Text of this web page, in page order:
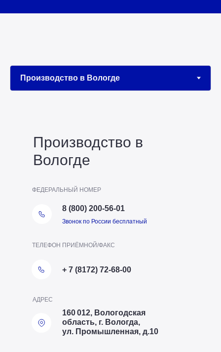
Производство в
Вологде
+ 7 (8172) 72-68-00
ТЕЛЕФОН ПРИЁМНОЙ/ФАКС
160 012, Вологодская
область, г. Вологда,
ул. Промышленная, д.10
АДРЕС
ФЕДЕРАЛЬНЫЙ НОМЕР
8 (800) 200-56-01
Звонок по России бесплатный